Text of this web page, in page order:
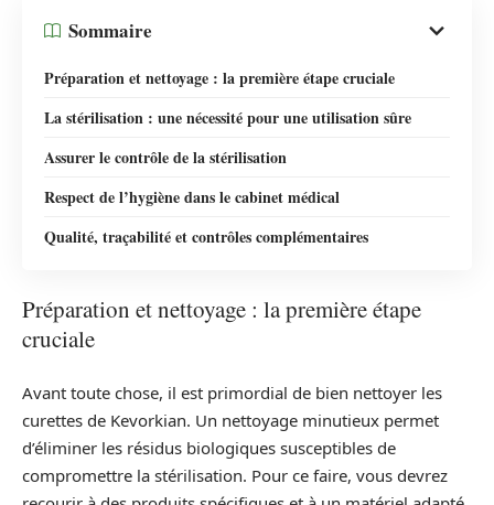
Sommaire
Préparation et nettoyage : la première étape cruciale
La stérilisation : une nécessité pour une utilisation sûre
Assurer le contrôle de la stérilisation
Respect de l’hygiène dans le cabinet médical
Qualité, traçabilité et contrôles complémentaires
Préparation et nettoyage : la première étape
cruciale
Avant toute chose, il est primordial de bien nettoyer les
curettes de Kevorkian. Un nettoyage minutieux permet
d’éliminer les résidus biologiques susceptibles de
compromettre la stérilisation. Pour ce faire, vous devrez